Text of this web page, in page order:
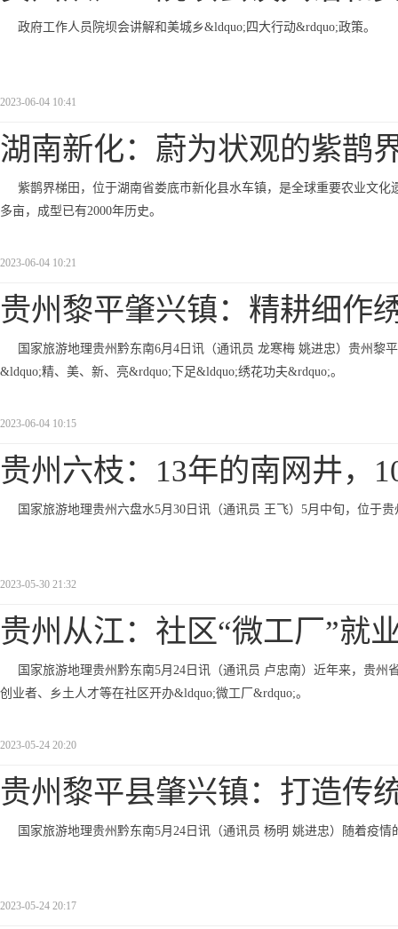
政府工作人员院坝会讲解和美城乡&ldquo;四大行动&rdquo;政策。
2023-06-04 10:41
湖南新化：蔚为状观的紫鹊
紫鹊界梯田，位于湖南省娄底市新化县水车镇，是全球重要农业文
多亩，成型已有2000年历史。
2023-06-04 10:21
贵州黎平肇兴镇：精耕细作
国家旅游地理贵州黔东南6月4日讯（通讯员 龙寒梅 姚进忠）贵州黎
&ldquo;精、美、新、亮&rdquo;下足&ldquo;绣花功夫&rdquo;。
2023-06-04 10:15
贵州六枝：13年的南网井，
国家旅游地理贵州六盘水5月30日讯（通讯员 王飞）5月中旬，位于
2023-05-30 21:32
贵州从江：社区“微工厂”就
国家旅游地理贵州黔东南5月24日讯（通讯员 卢忠南）近年来，贵
创业者、乡土人才等在社区开办&ldquo;微工厂&rdquo;。
2023-05-24 20:20
贵州黎平县肇兴镇：打造传
国家旅游地理贵州黔东南5月24日讯（通讯员 杨明 姚进忠）随着疫
2023-05-24 20:17